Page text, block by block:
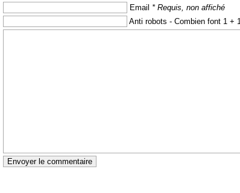
Email * Requis, non affiché
Anti robots - Combien font 1 + 1